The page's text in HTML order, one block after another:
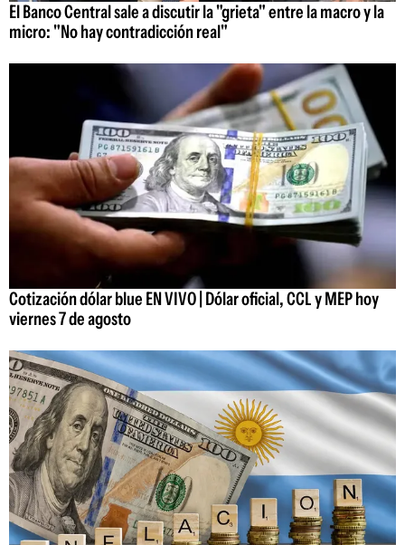
El Banco Central sale a discutir la "grieta" entre la macro y la
micro: "No hay contradicción real"
Cotización dólar blue EN VIVO | Dólar oficial, CCL y MEP hoy
viernes 7 de agosto